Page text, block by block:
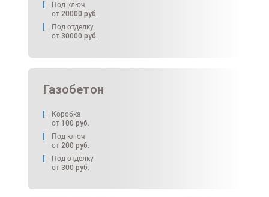
Под ключ
от 20000 руб.
Под отделку
от 30000 руб.
Газобетон
Коробка
от 100 руб.
Под ключ
от 200 руб.
Под отделку
от 300 руб.